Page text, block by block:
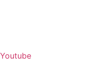
Youtube